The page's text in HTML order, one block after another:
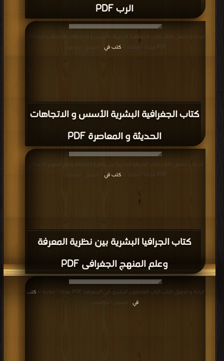
الرب PDF
كتاب الجغرافية البشرية الأسس و الاتجاهات
الحديثة و المعاصرة PDF
قراءة و تحميل كتاب كتاب الجغرافية البشرية الأسس و الاتجاهات الحديثة و المعاصرة
PDF مجانا | مكتبة >
كتب في | التحميل : مرة/مرات
كتاب الجرافيا البشرية بين نظرية المعرفة
وعلم المنهج الجغرافى PDF
قراءة و تحميل كتاب كتاب الجرافيا البشرية بين نظرية المعرفة وعلم المنهج الجغرافى
PDF مجانا | مكتبة >
كتب في | التحميل : مرة/مرات
قراءة و تحميل كتاب كتاب المضمون البشرى فى الجغرافيا PDF مجانا | مكتبة >
كتب
في
| التحميل : مرة/مرات